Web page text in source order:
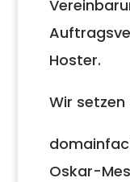
Hoster.
Wir
Oskar-